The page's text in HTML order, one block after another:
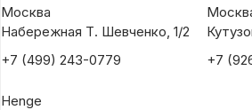
Москва
Набережная Т. Шевченко, 1/2
+7 (499) 243-0779
+7
Henge